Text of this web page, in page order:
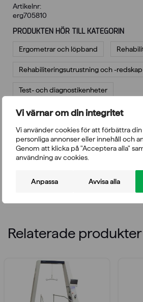
Vi värnar om din integritet
Vi använder cookies för att förbättra
personliga annonser eller innehåll och
Genom att klicka på "Acceptera alla"
användning av cookies.
Anpassa Avvisa alla
Artikelnr:
erg705810
PRODUKTEN HÖR TILL KATEGORIN
Ergometrar och löpband
Rehabiliterings­utrustning och -redskap
Test- och diagnostikenheter
Tillbehör till Ergoline Ergoselect 4m
Omkrets: Till 24–32 cm arm.
Relaterade produkter